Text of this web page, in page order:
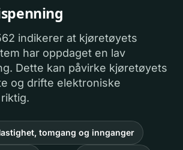
indikerer at kjøretøyets
har oppdaget en lav
Dette kan påvirke kjøretøyets
og drifte elektroniske
tomgang og innganger